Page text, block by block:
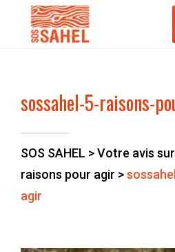
sossahel-5-raisons-
SOS SAHEL >Votre avis sur
raisons pour agir >
agir